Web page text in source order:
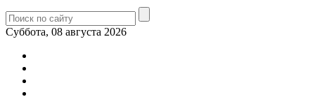
Суббота, 08 августа 2026